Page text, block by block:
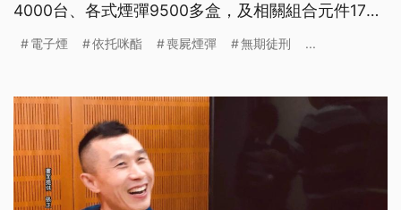
4000台、各式煙彈9500多盒，及相關組合元件17
估計市值超過6000萬元，累積遭查獲數量是近年來
《菸害防制法》移送偵辦。
電子煙 依托咪酯 喪屍煙彈 無期徒刑 ...